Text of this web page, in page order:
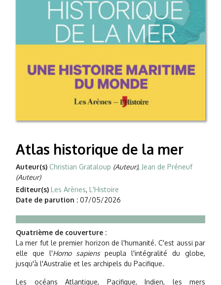
Atlas historique de la mer
Auteur(s) Christian Grataloup (Auteur), Jean de Préneuf
(Auteur)
Editeur(s) Les Arènes, L'Histoire
Date de parution : 07/05/2026
Quatrième de couverture :
La mer fut le premier horizon de l'humanité. C'est aussi par
elle que l'Homo sapienspeupla l'intégralité du globe,
jusqu'à l'Australie et les archipels du Pacifique.
Les océans Atlantique, Pacifique, Indien, les mers